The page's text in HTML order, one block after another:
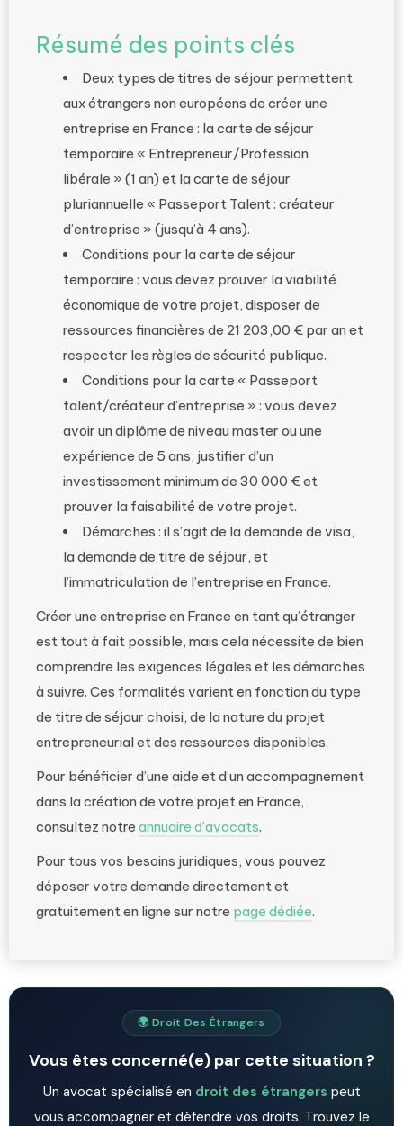
Résumé des points clés
Deux types de titres de séjour permettent
aux étrangers non européens de créer une
entreprise en France : la carte de séjour
temporaire « Entrepreneur/Profession
libérale » (1 an) et la carte de séjour
pluriannuelle « Passeport Talent : créateur
d’entreprise » (jusqu’à 4 ans).
Conditions pour la carte de séjour
temporaire : vous devez prouver la viabilité
économique de votre projet, disposer de
ressources financières de 21 203,00 € par an et
respecter les règles de sécurité publique.
Conditions pour la carte « Passeport
talent/créateur d’entreprise » : vous devez
avoir un diplôme de niveau master ou une
expérience de 5 ans, justifier d’un
investissement minimum de 30 000 € et
prouver la faisabilité de votre projet.
Démarches : il s’agit de la demande de visa,
la demande de titre de séjour, et
l’immatriculation de l’entreprise en France.
Créer une entreprise en France en tant qu’étranger
est tout à fait possible, mais cela nécessite de bien
comprendre les exigences légales et les démarches
à suivre. Ces formalités varient en fonction du type
de titre de séjour choisi, de la nature du projet
entrepreneurial et des ressources disponibles.
Pour bénéficier d’une aide et d’un accompagnement
dans la création de votre projet en France,
consultez notre annuaire d’avocats.
Pour tous vos besoins juridiques, vous pouvez
déposer votre demande directement et
gratuitement en ligne sur notre page dédiée.
🌍 Droit Des Étrangers
Vous êtes concerné(e) par cette situation ?
Un avocat spécialisé en droit des étrangers peut
vous accompagner et défendre vos droits. Trouvez le